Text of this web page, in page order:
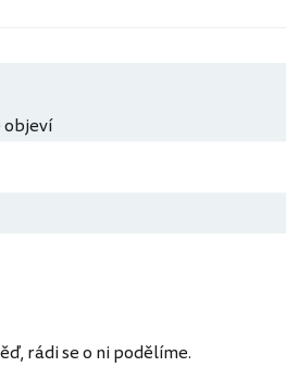
objeví
rádi se o ni podělíme.